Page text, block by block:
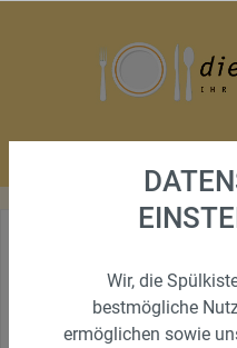
MEIN NEUER
Wir, die
bestmögliche
ermöglichen sowie